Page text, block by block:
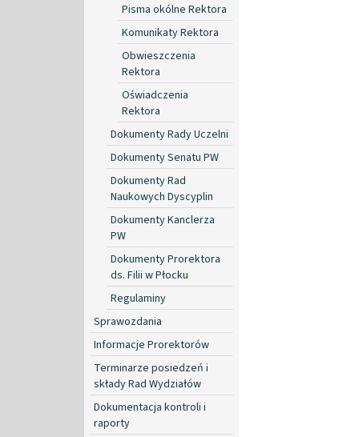
Pisma okólne Rektora
Komunikaty Rektora
Obwieszczenia
Rektora
Oświadczenia
Rektora
Dokumenty Rady Uczelni
Dokumenty Senatu PW
Dokumenty Rad
Naukowych Dyscyplin
Dokumenty Kanclerza
PW
Dokumenty Prorektora
ds. Filii w Płocku
Regulaminy
Sprawozdania
Informacje Prorektorów
Terminarze posiedzeń i
składy Rad Wydziałów
Dokumentacja kontroli i
raporty